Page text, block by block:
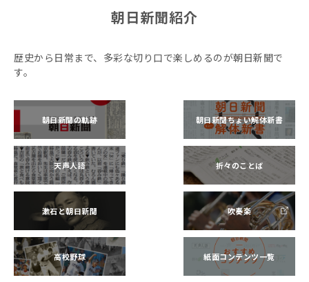
朝日新聞紹介
歴史から日常まで、多彩な切り口で楽しめるのが朝日新聞で
す。
朝日新聞の軌跡 朝日新聞ちょい解体新書
天声人語 折々のことば
漱石と朝日新聞 吹奏楽
高校野球 紙面コンテンツ一覧